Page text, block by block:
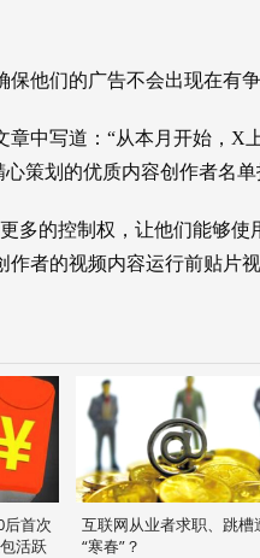
保他们的广告不会出现在有
章中写道：“从本月开始，X
心策划的优质内容创作者名
多的控制权，让他们能够
作者的视频内容运行前贴片
首次
活跃
互联网从业者求职、跳槽
“寒春”？